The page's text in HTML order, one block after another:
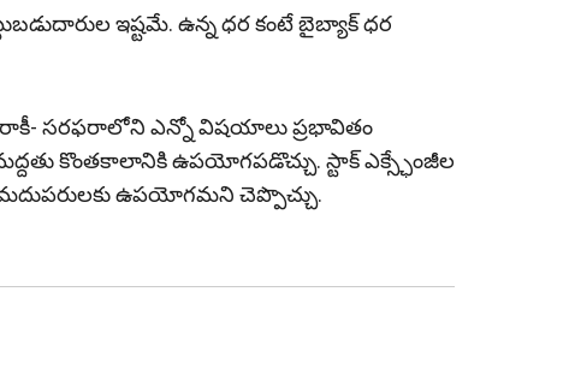
ఇష్టమే. ఉన్న ధర కంటే బైబ్యాక్ ధర
గిరాకీ- సరఫరాలోని ఎన్నో విషయాలు ప్రభావితం
కొంతకాలానికి ఉపయోగపడొచ్చు. స్టాక్ ఎక్స్ఛేంజీల
ఉపయోగమని చెప్పొచ్చు.